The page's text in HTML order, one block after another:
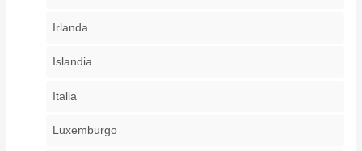
Irlanda
Islandia
Italia
Luxemburgo